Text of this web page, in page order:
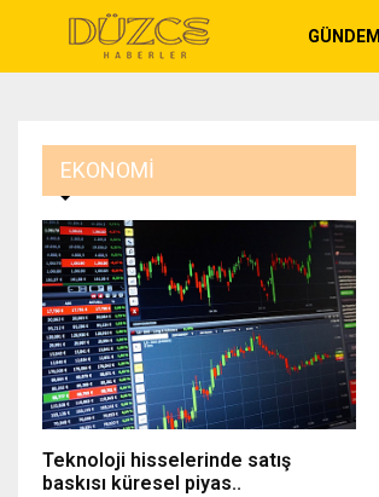
GÜNDEM
EKONOMI
Teknoloji hisselerinde satış
baskısı küresel piyas..